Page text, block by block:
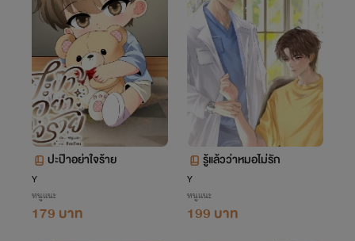
ปะป๊าอย่าใจร้าย
Y
หนูแนะ
179 บาท
รู้แล้วว่าหมอไม่รัก
Y
หนูแนะ
199 บาท